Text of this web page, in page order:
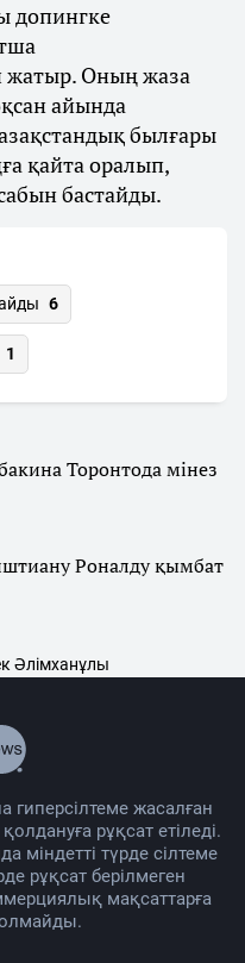
допингке
жатыр. Оның жаза
айында
былғары
қайта оралып,
бастайды.
6
1
Торонтода мінез
Роналду қымбат
Әлімханұлы
гиперсілтеме жасалған
рұқсат етіледі.
міндетті түрде сілтеме
рұқсат берілмеген
мақсаттарға